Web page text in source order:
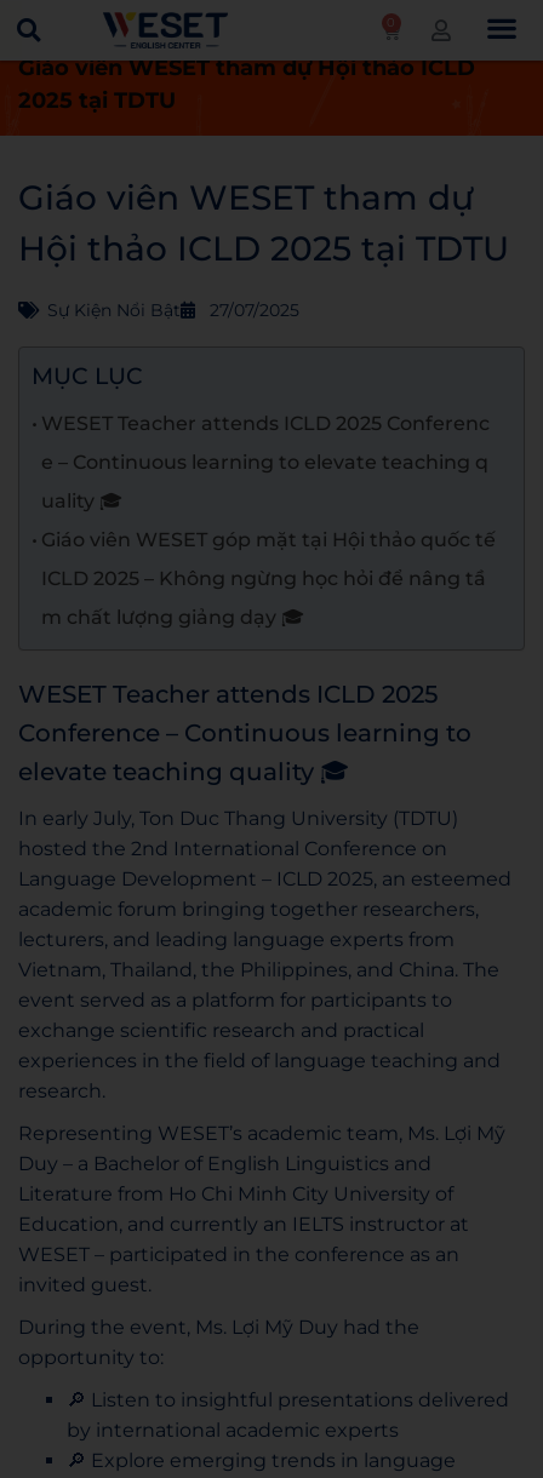
0
Trang chủ Tin tức
Sự kiện nổi bật
Giáo viên WESET tham dự Hội thảo ICLD
2025 tại TDTU
Giáo viên WESET tham dự
Hội thảo ICLD 2025 tại TDTU
Sự Kiện Nổi Bật 27/07/2025
MỤC LỤC
WESET Teacher attends ICLD 2025 Conferenc
e – Continuous learning to elevate teaching q
uality 🎓
Giáo viên WESET góp mặt tại Hội thảo quốc tế
ICLD 2025 – Không ngừng học hỏi để nâng tầ
m chất lượng giảng dạy 🎓
WESET Teacher attends ICLD 2025
Conference – Continuous learning to
elevate teaching quality 🎓
In early July, Ton Duc Thang University (TDTU)
hosted the 2nd International Conference on
Language Development – ICLD 2025, an esteemed
academic forum bringing together researchers,
lecturers, and leading language experts from
Vietnam, Thailand, the Philippines, and China. The
event served as a platform for participants to
exchange scientific research and practical
experiences in the field of language teaching and
research.
Representing WESET’s academic team, Ms. Lợi Mỹ
Duy – a Bachelor of English Linguistics and
Literature from Ho Chi Minh City University of
Education, and currently an IELTS instructor at
WESET – participated in the conference as an
invited guest.
During the event, Ms. Lợi Mỹ Duy had the
opportunity to:
🔎 Listen to insightful presentations delivered
by international academic experts
🔎 Explore emerging trends in language